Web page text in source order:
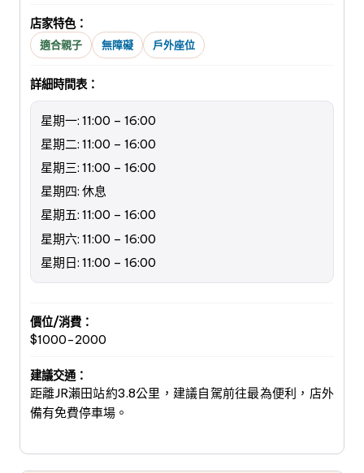
店家特色：
適合親子 無障礙 戶外座位
詳細時間表：
星期一: 11:00 – 16:00
星期二: 11:00 – 16:00
星期三: 11:00 – 16:00
星期四: 休息
星期五: 11:00 – 16:00
星期六: 11:00 – 16:00
星期日: 11:00 – 16:00
價位/消費：
$1000-2000
建議交通：
距離JR瀨田站約3.8公里，建議自駕前往最為便利，店外
備有免費停車場。